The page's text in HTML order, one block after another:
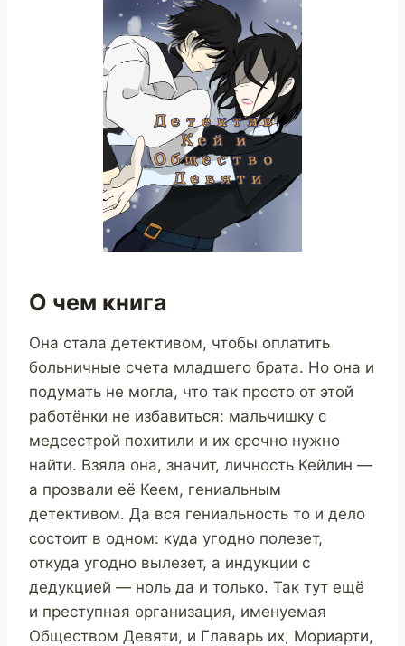
О чем книга
Она стала детективом, чтобы оплатить
больничные счета младшего брата. Но она и
подумать не могла, что так просто от этой
работёнки не избавиться: мальчишку с
медсестрой похитили и их срочно нужно
найти. Взяла она, значит, личность Кейлин —
а прозвали её Кеем, гениальным
детективом. Да вся гениальность то и дело
состоит в одном: куда угодно полезет,
откуда угодно вылезет, а индукции с
дедукцией — ноль да и только. Так тут ещё
и преступная организация, именуемая
Обществом Девяти, и Главарь их, Мориарти,